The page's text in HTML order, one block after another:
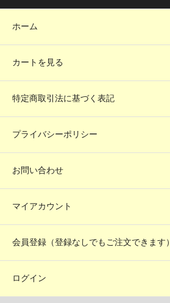
ホーム
カートを見る
特定商取引法に基づく表記
プライバシーポリシー
お問い合わせ
マイアカウント
会員登録（登録なしでもご注文できます）
ログイン